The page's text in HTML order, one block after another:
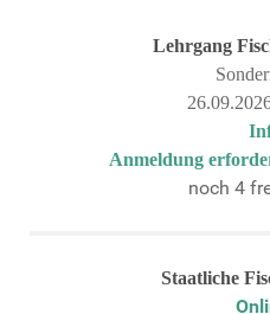
Lehrgang
Anmeldung
noch 4
Staatliche